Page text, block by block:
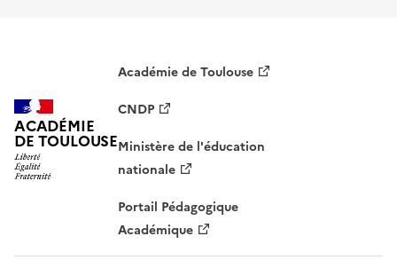
ACADÉMIE
DE TOULOUSE
Académie de Toulouse
CNDP
Ministère de l'éducation
nationale
Portail Pédagogique
Académique